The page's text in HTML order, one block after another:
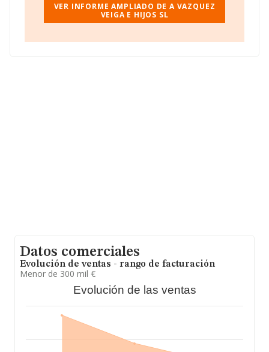
La sociedadA Vazquez Veiga e Hijos S.L, con NIF
B36439990, Tui, provincia de Pontevedra, Galicia.
En relación con el sector y disponiendo de los datos de
VER INFORME AMPLIADO DE A VAZQUEZ
VEIGA E HIJOS SL
Datos comerciales
Evolución de ventas - rango de facturación
Menor de 300 mil €
Evolución de las ventas